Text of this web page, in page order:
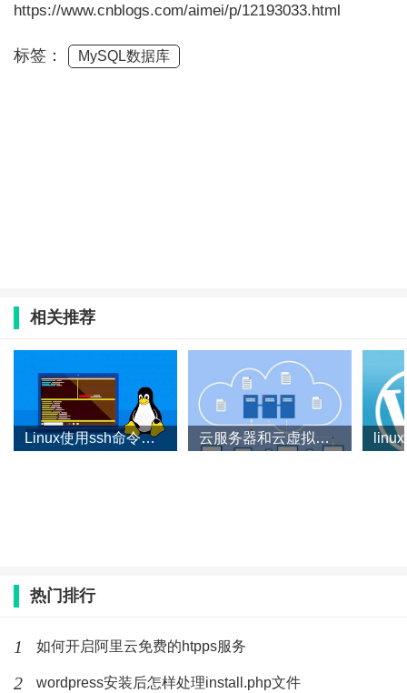
https://www.cnblogs.com/aimei/p/12193033.html
标签： MySQL数据库
相关推荐
Linux使用ssh命令批量删除无用的资源 云服务器和云虚拟主机有什么区别
热门排行
1 如何开启阿里云免费的htpps服务
2 wordpress安装后怎样处理install.php文件